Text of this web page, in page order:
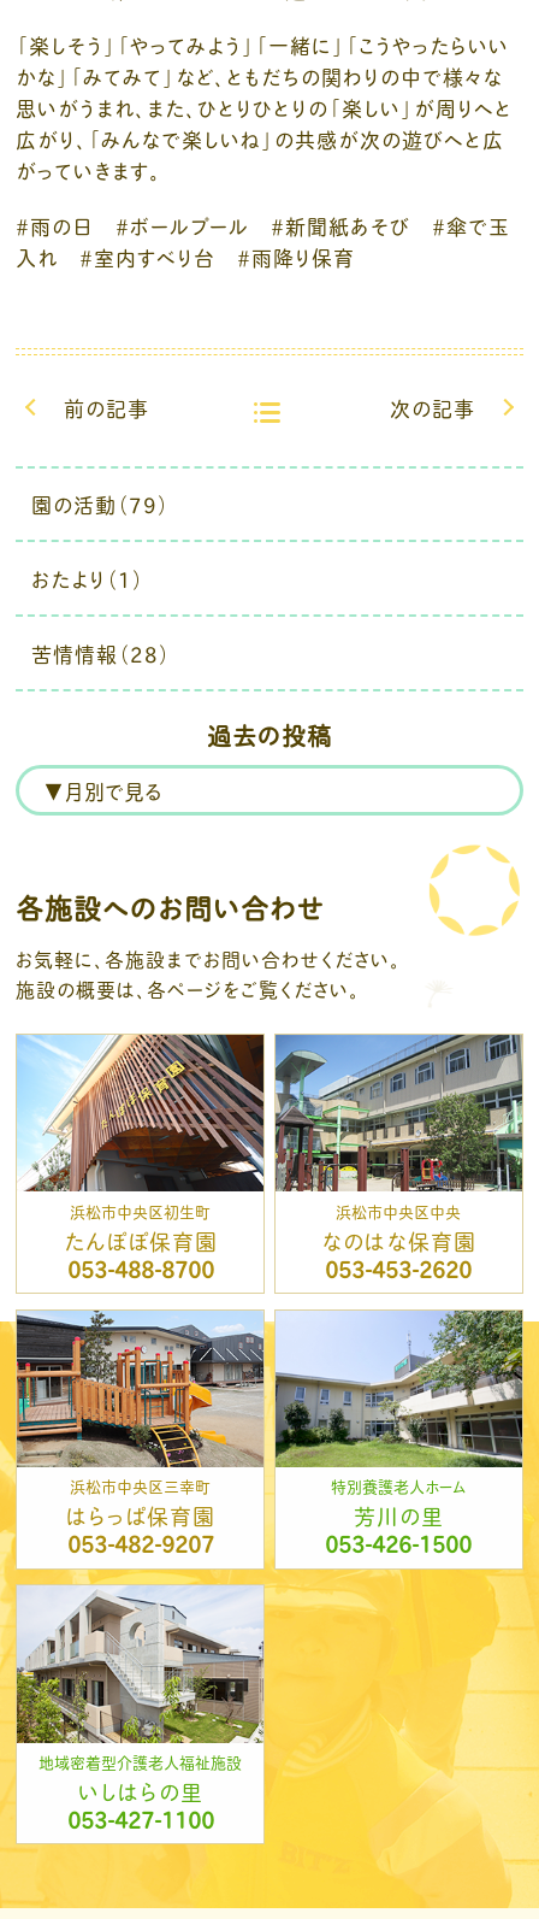
「楽しそう」「やってみよう」「一緒に」「こうやったらいい
かな」「みてみて」など、ともだちの関わりの中で様々な
思いがうまれ、また、ひとりひとりの「楽しい」が周りへと
広がり、「みんなで楽しいね」の共感が次の遊びへと広
がっていきます。
＃雨の日 ＃ボールプール ＃新聞紙あそび ＃傘で玉
入れ ＃室内すべり台 ＃雨降り保育
前の記事 次の記事
園の活動（79）
おたより（1）
苦情情報（28）
過去の投稿
各施設へのお問い合わせ
お気軽に、各施設までお問い合わせください。
施設の概要は、各ページをご覧ください。
浜松市中央区初生町
たんぽぽ保育園
053-488-8700
浜松市中央区中央
なのはな保育園
053-453-2620
浜松市中央区三幸町
はらっぱ保育園
053-482-9207
特別養護老人ホーム
芳川の里
053-426-1500
地域密着型介護老人福祉施設
いしはらの里
053-427-1100